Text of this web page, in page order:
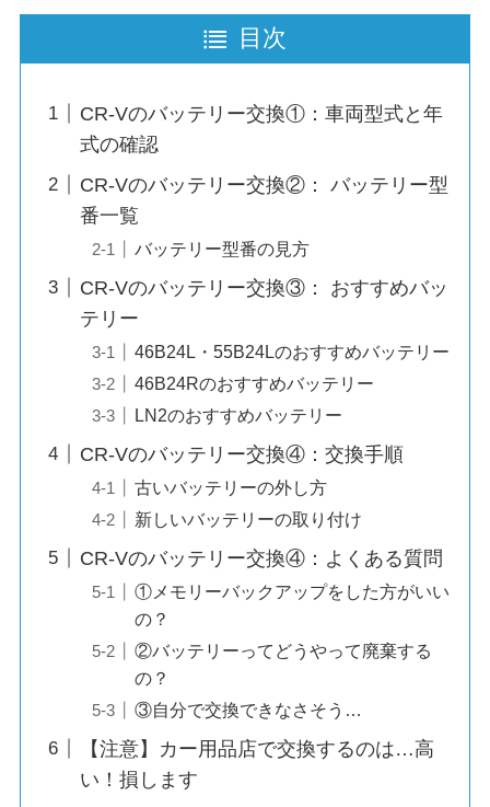
目次
CR-Vのバッテリー交換①：車両型式と年
式の確認
CR-Vのバッテリー交換②： バッテリー型
番一覧
バッテリー型番の見方
CR-Vのバッテリー交換③： おすすめバッ
テリー
46B24L・55B24Lのおすすめバッテリー
46B24Rのおすすめバッテリー
LN2のおすすめバッテリー
CR-Vのバッテリー交換④：交換手順
古いバッテリーの外し方
新しいバッテリーの取り付け
CR-Vのバッテリー交換④：よくある質問
①メモリーバックアップをした方がいい
の？
②バッテリーってどうやって廃棄する
の？
③自分で交換できなさそう…
【注意】カー用品店で交換するのは…高
い！損します